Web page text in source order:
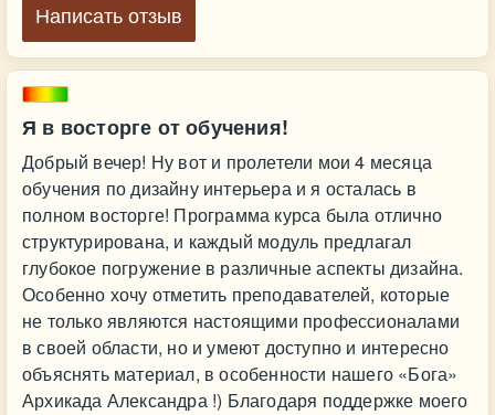
Я в восторге от обучения!
Добрый вечер! Ну вот и пролетели мои 4 месяца
обучения по дизайну интерьера и я осталась в
полном восторге! Программа курса была отлично
структурирована, и каждый модуль предлагал
глубокое погружение в различные аспекты дизайна.
Особенно хочу отметить преподавателей, которые
не только являются настоящими профессионалами
в своей области, но и умеют доступно и интересно
объяснять материал, в особенности нашего «Бога»
Архикада Александра !) Благодаря поддержке моего
Написать отзыв